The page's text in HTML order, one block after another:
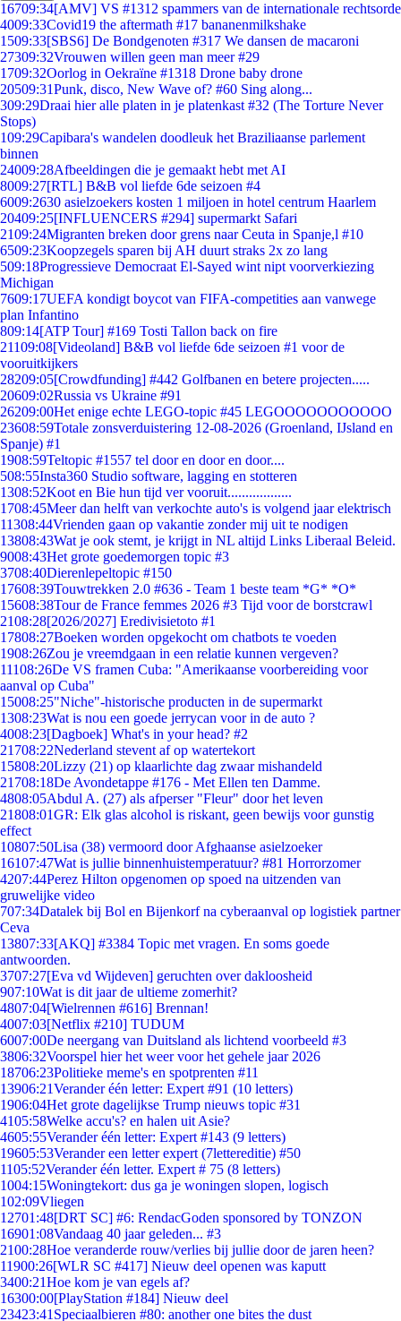
16709:34[AMV] VS #1312 spammers van de internationale rechtsorde
4009:33Covid19 the aftermath #17 bananenmilkshake
1509:33[SBS6] De Bondgenoten #317 We dansen de macaroni
27309:32Vrouwen willen geen man meer #29
1709:32Oorlog in Oekraïne #1318 Drone baby drone
20509:31Punk, disco, New Wave of? #60 Sing along...
309:29Draai hier alle platen in je platenkast #32 (The Torture Never
Stops)
109:29Capibara's wandelen doodleuk het Braziliaanse parlement
binnen
24009:28Afbeeldingen die je gemaakt hebt met AI
8009:27[RTL] B&B vol liefde 6de seizoen #4
6009:2630 asielzoekers kosten 1 miljoen in hotel centrum Haarlem
20409:25[INFLUENCERS #294] supermarkt Safari
2109:24Migranten breken door grens naar Ceuta in Spanje,l #10
6509:23Koopzegels sparen bij AH duurt straks 2x zo lang
509:18Progressieve Democraat El-Sayed wint nipt voorverkiezing
Michigan
7609:17UEFA kondigt boycot van FIFA-competities aan vanwege
plan Infantino
809:14[ATP Tour] #169 Tosti Tallon back on fire
21109:08[Videoland] B&B vol liefde 6de seizoen #1 voor de
vooruitkijkers
28209:05[Crowdfunding] #442 Golfbanen en betere projecten.....
20609:02Russia vs Ukraine #91
26209:00Het enige echte LEGO-topic #45 LEGOOOOOOOOOOO
23608:59Totale zonsverduistering 12-08-2026 (Groenland, IJsland en
Spanje) #1
1908:59Teltopic #1557 tel door en door en door....
508:55Insta360 Studio software, lagging en stotteren
1308:52Koot en Bie hun tijd ver vooruit..................
1708:45Meer dan helft van verkochte auto's is volgend jaar elektrisch
11308:44Vrienden gaan op vakantie zonder mij uit te nodigen
13808:43Wat je ook stemt, je krijgt in NL altijd Links Liberaal Beleid.
9008:43Het grote goedemorgen topic #3
3708:40Dierenlepeltopic #150
17608:39Touwtrekken 2.0 #636 - Team 1 beste team *G* *O*
15608:38Tour de France femmes 2026 #3 Tijd voor de borstcrawl
2108:28[2026/2027] Eredivisietoto #1
17808:27Boeken worden opgekocht om chatbots te voeden
1908:26Zou je vreemdgaan in een relatie kunnen vergeven?
11108:26De VS framen Cuba: "Amerikaanse voorbereiding voor
aanval op Cuba"
15008:25"Niche"-historische producten in de supermarkt
1308:23Wat is nou een goede jerrycan voor in de auto ?
4008:23[Dagboek] What's in your head? #2
21708:22Nederland stevent af op watertekort
15808:20Lizzy (21) op klaarlichte dag zwaar mishandeld
21708:18De Avondetappe #176 - Met Ellen ten Damme.
4808:05Abdul A. (27) als afperser "Fleur" door het leven
21808:01GR: Elk glas alcohol is riskant, geen bewijs voor gunstig
effect
10807:50Lisa (38) vermoord door Afghaanse asielzoeker
16107:47Wat is jullie binnenhuistemperatuur? #81 Horrorzomer
4207:44Perez Hilton opgenomen op spoed na uitzenden van
gruwelijke video
707:34Datalek bij Bol en Bijenkorf na cyberaanval op logistiek partner
Ceva
13807:33[AKQ] #3384 Topic met vragen. En soms goede
antwoorden.
3707:27[Eva vd Wijdeven] geruchten over dakloosheid
907:10Wat is dit jaar de ultieme zomerhit?
4807:04[Wielrennen #616] Brennan!
4007:03[Netflix #210] TUDUM
6007:00De neergang van Duitsland als lichtend voorbeeld #3
3806:32Voorspel hier het weer voor het gehele jaar 2026
18706:23Politieke meme's en spotprenten #11
13906:21Verander één letter: Expert #91 (10 letters)
1906:04Het grote dagelijkse Trump nieuws topic #31
4105:58Welke accu's? en halen uit Asie?
4605:55Verander één letter: Expert #143 (9 letters)
19605:53Verander een letter expert (7lettereditie) #50
1105:52Verander één letter. Expert # 75 (8 letters)
1004:15Woningtekort: dus ga je woningen slopen, logisch
102:09Vliegen
12701:48[DRT SC] #6: RendacGoden sponsored by TONZON
16901:08Vandaag 40 jaar geleden... #3
2100:28Hoe veranderde rouw/verlies bij jullie door de jaren heen?
11900:26[WLR SC #417] Nieuw deel openen was kaputt
3400:21Hoe kom je van egels af?
16300:00[PlayStation #184] Nieuw deel
23423:41 Speciaalbieren #80: another one bites the dust